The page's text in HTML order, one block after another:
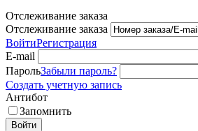
Отслеживание заказа
Отслеживание заказа
ВойтиРегистрация
E-mail
ПарольЗабыли пароль?
Создать учетную запись
Антибот
Запомнить
Войти